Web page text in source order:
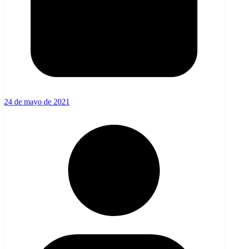
24 de mayo de 2021